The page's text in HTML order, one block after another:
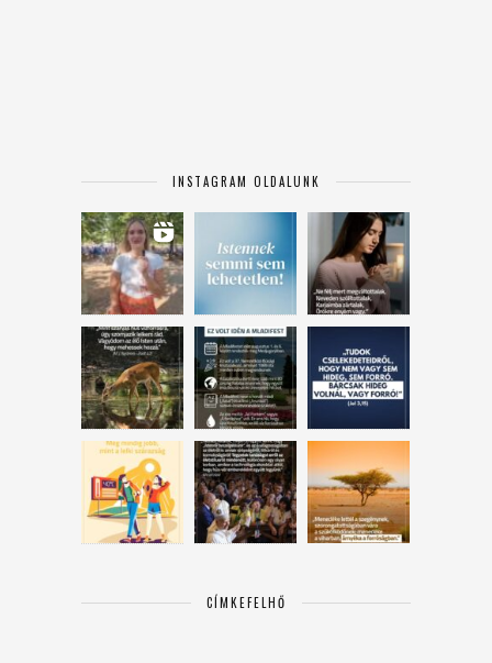
INSTAGRAM OLDALUNK
CÍMKEFELHŐ